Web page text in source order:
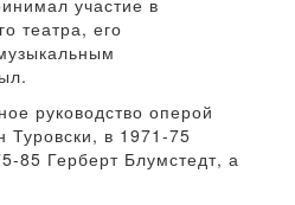
участие в
театра, его
руководство оперой
Туровски, в 1971-75
85 Герберт Блумстедт, а